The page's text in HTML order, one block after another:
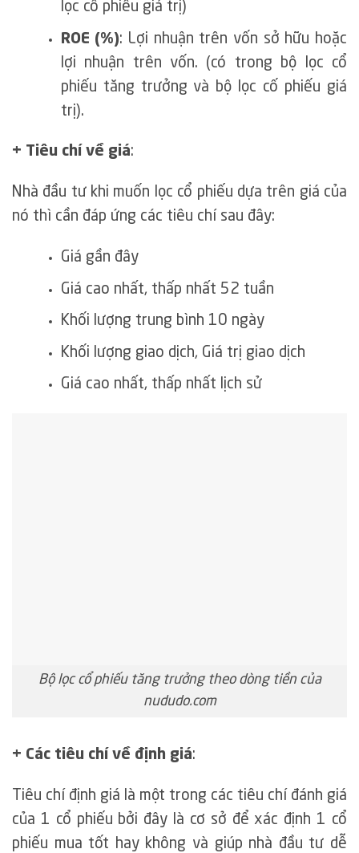
lọc cố phiếu giá trị)
ROE (%): Lợi nhuận trên vốn sở hữu hoặc
lợi nhuận trên vốn. (có trong bộ lọc cổ
phiếu tăng trưởng và bộ lọc cố phiếu giá
trị).
+ Tiêu chí về giá:
Nhà đầu tư khi muốn lọc cổ phiếu dựa trên giá của
nó thì cần đáp ứng các tiêu chí sau đây:
Giá gần đây
Giá cao nhất, thấp nhất 52 tuần
Khối lượng trung bình 10 ngày
Khối lượng giao dịch, Giá trị giao dịch
Giá cao nhất, thấp nhất lịch sử
Bộ lọc cổ phiếu tăng trưởng theo dòng tiền của
nududo.com
+ Các tiêu chí về định giá:
Tiêu chí định giá là một trong các tiêu chí đánh giá
của 1 cổ phiếu bởi đây là cơ sở để xác định 1 cổ
phiếu mua tốt hay không và giúp nhà đầu tư dễ